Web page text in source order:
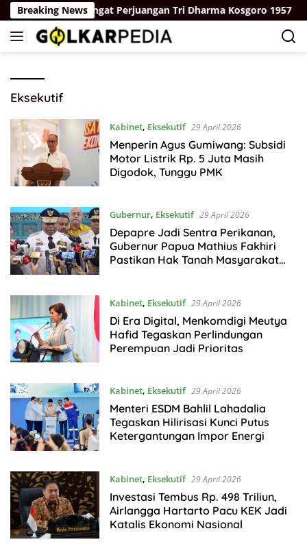
Langsung
ke
konten
Breaking News
Dengan Semangat Perjuangan Tri Dharma Kosgoro 1957
Eksekutif
Kabinet, Eksekutif 29 April 2026
Menperin Agus Gumiwang: Subsidi
Motor Listrik Rp. 5 Juta Masih
Digodok, Tunggu PMK
Gubernur, Eksekutif 29 April 2026
Depapre Jadi Sentra Perikanan,
Gubernur Papua Mathius Fakhiri
Pastikan Hak Tanah Masyarakat
Kabinet, Eksekutif 29 April 2026
Di Era Digital, Menkomdigi Meutya
Hafid Tegaskan Perlindungan
Perempuan Jadi Prioritas
Kabinet, Eksekutif 29 April 2026
Menteri ESDM Bahlil Lahadalia
Tegaskan Hilirisasi Kunci Putus
Ketergantungan Impor Energi
Kabinet, Eksekutif 29 April 2026
Investasi Tembus Rp. 498 Triliun,
Airlangga Hartarto Pacu KEK Jadi
Katalis Ekonomi Nasional